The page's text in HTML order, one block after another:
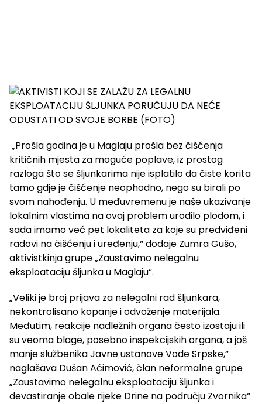
„Prošla godina je u Maglaju prošla bez čišćenja
kritičnih mjesta za moguće poplave, iz prostog
razloga što se šljunkarima nije isplatilo da čiste korita
tamo gdje je čišćenje neophodno, nego su birali po
svom nahođenju. U međuvremenu je naše ukazivanje
lokalnim vlastima na ovaj problem urodilo plodom, i
sada imamo već pet lokaliteta za koje su predviđeni
radovi na čišćenju i uređenju,“ dodaje Zumra Gušo,
aktivistkinja grupe „Zaustavimo nelegalnu
eksploataciju šljunka u Maglaju“.
„Veliki je broj prijava za nelegalni rad šljunkara,
nekontrolisano kopanje i odvoženje materijala.
Međutim, reakcije nadležnih organa često izostaju ili
su veoma blage, posebno inspekcijskih organa, a još
manje službenika Javne ustanove Vode Srpske,“
naglašava Dušan Aćimović, član neformalne grupe
„Zaustavimo nelegalnu eksploataciju šljunka i
devastiranje obale rijeke Drine na području Zvornika“